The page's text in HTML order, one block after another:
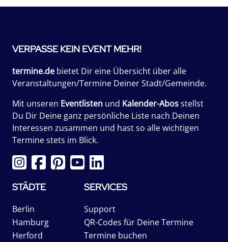
VERPASSE KEIN EVENT MEHR!
termine.de bietet Dir eine Übersicht über alle
Veranstaltungen/Termine Deiner Stadt/Gemeinde.
Mit unseren Eventlisten und Kalender-Abosstellst
Du Dir Deine ganz persönliche Liste nach Deinen
Interessen zusammen und hast so alle wichtigen
Termine stets im Blick.
STÄDTE
Berlin
Hamburg
Herford
SERVICES
Support
QR-Codes für Deine Termine
Termine buchen